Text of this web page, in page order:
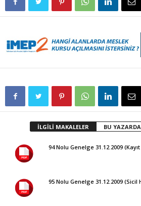
İLGİLİ MAKALELER BU
94 Nolu Genelge 31.12.2009
95 Nolu Genelge 31.12.2009